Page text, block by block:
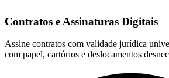
Contratos e Assinaturas Digitais
Assine contratos com validade jurídica
com papel, cartórios e deslocamentos